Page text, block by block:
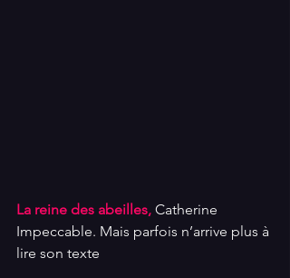
La reine des abeilles, Catherine
Impeccable. Mais parfois n’arrive plus à
lire son texte